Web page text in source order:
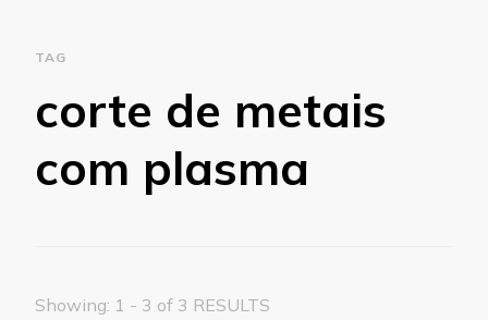
TAG
corte de metais
com plasma
Showing: 1 - 3 of 3 RESULTS